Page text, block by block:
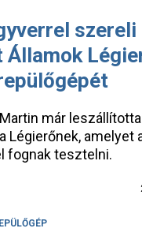
szereli
Államok
már
Légierőnek, amelyet
fognak tesztelni.